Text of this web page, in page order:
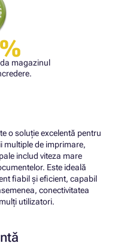
magazinul
o soluție excelentă pentru
multiple de imprimare,
includ viteza mare
Este ideală
fiabil și eficient, capabil
conectivitatea
utilizatori.